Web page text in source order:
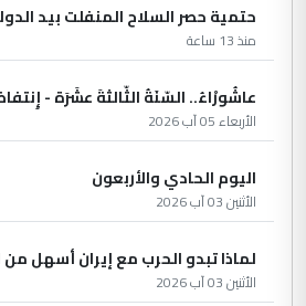
حتمية حصر السلاح المنفلت بيد
منذ 13 ساعة
عاشُورْاءُ.. السّنَةُ الثّالثةَ عشَرَة -
الأربعاء 05 آب 2026
اليوم الحادي والأربعون
الأثنين 03 آب 2026
لماذا تبدو الحرب مع إيران أسهل
الأثنين 03 آب 2026